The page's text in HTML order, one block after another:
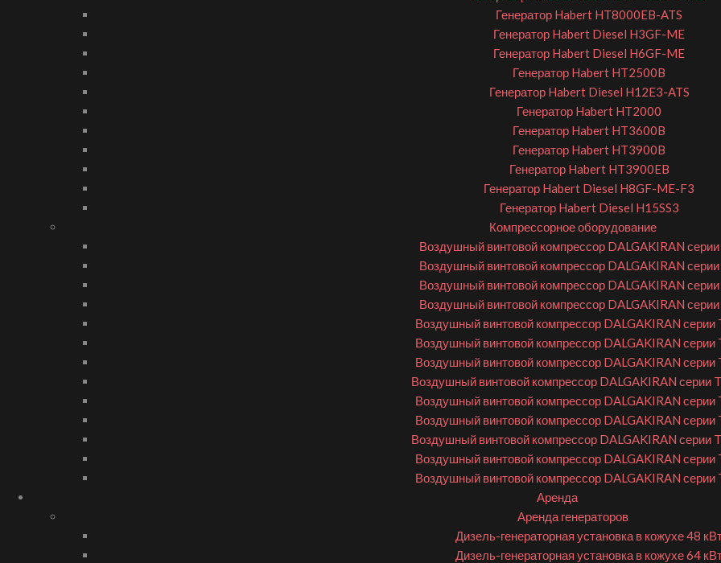
Генератор Habert HT8000EB-ATS
Генератор Habert Diesel H3GF-ME
Генератор Habert Diesel H6GF-ME
Генератор Habert HT2500B
Генератор Habert Diesel H12E3-ATS
Генератор Habert HT2000
Генератор Habert HT3600B
Генератор Habert HT3900B
Генератор Habert HT3900EB
Генератор Habert Diesel H8GF-ME-F3
Генератор Habert Diesel H15SS3
Компрессорное оборудование
Воздушный винтовой компрессор DALGAKIRAN
Воздушный винтовой компрессор DALGAKIRAN
Воздушный винтовой компрессор DALGAKIRAN
Воздушный винтовой компрессор DALGAKIRAN
Воздушный винтовой компрессор DALGAKIRAN серии
Воздушный винтовой компрессор DALGAKIRAN серии
Воздушный винтовой компрессор DALGAKIRAN серии
Воздушный винтовой компрессор DALGAKIRAN серии
Воздушный винтовой компрессор DALGAKIRAN серии
Воздушный винтовой компрессор DALGAKIRAN серии
Воздушный винтовой компрессор DALGAKIRAN серии
Воздушный винтовой компрессор DALGAKIRAN серии
Воздушный винтовой компрессор DALGAKIRAN серии
Аренда
Аренда генераторов
Дизель-генераторная установка в кожухе 48
Дизель-генераторная установка в кожухе 64